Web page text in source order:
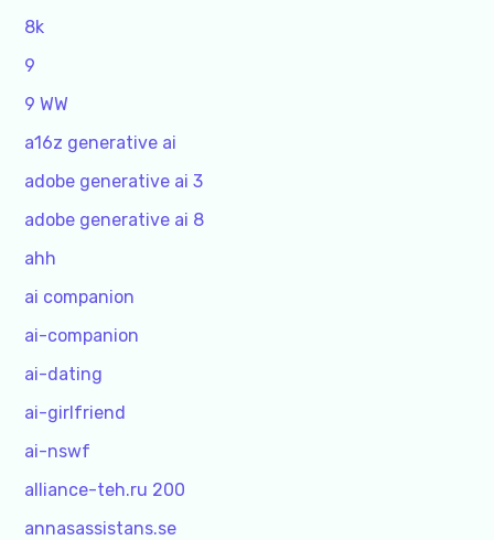
8k
9
9 WW
a16z generative ai
adobe generative ai 3
adobe generative ai 8
ahh
ai companion
ai-companion
ai-dating
ai-girlfriend
ai-nswf
alliance-teh.ru 200
annasassistans.se